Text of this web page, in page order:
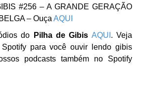
#256 – A GRANDE GERAÇÃO
– OuçaAQUI
do
Pilha de Gibis AQUI . Veja
para você ouvir lendo gibis
podcasts também no Spotify